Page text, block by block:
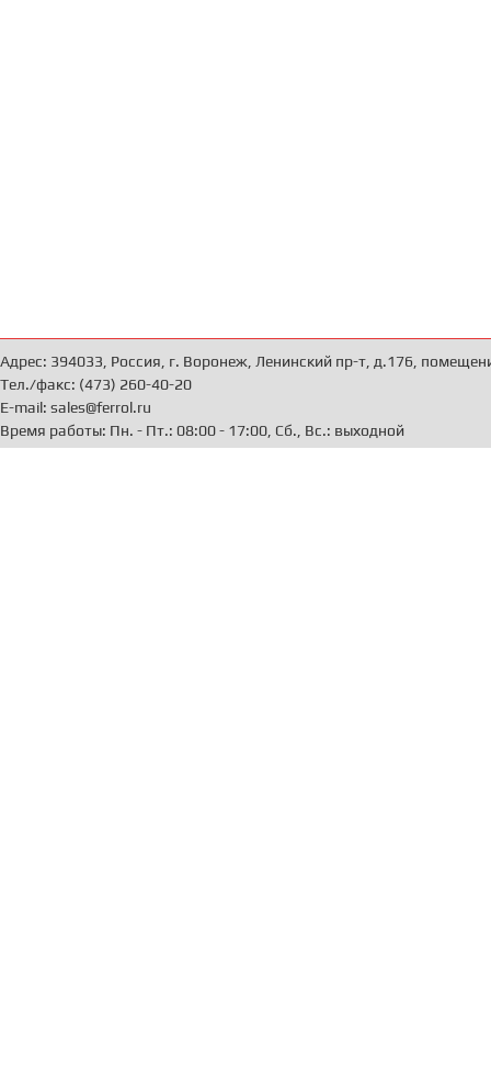
Адрес: 394033, Россия, г. Воронеж, Ленинский пр-т, д.176,
Тел./факс: (473) 260-40-20
E-mail: sales@ferrol.ru
Время работы: Пн. - Пт.: 08:00 - 17:00, Сб., Вс.: выходной